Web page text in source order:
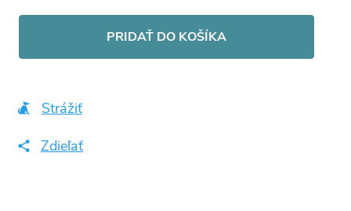
PRIDAŤ DO KOŠÍKA
Strážiť
Zdieľať